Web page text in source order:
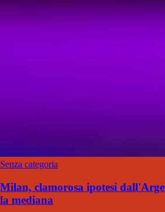
Senza categoria
Milan, clamorosa ipotesi
la mediana